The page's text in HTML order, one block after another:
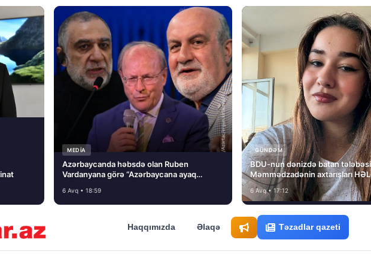
MEDİA
Azərbaycanda həbsdə olan Ruben
Vardanyana görə “Azərbaycana ayaq
6 Avq • 18:59
GÜNDƏM
BDU-nun dənizdə batan
Məmmədzadənin axtarışları
NƏTİCƏSİZ QALIB!
6 Avq • 17:12
Haqqımızda Əlaqə Təzadlar qazeti